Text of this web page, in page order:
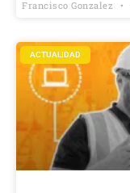
Francisco Gonzalez
ACTUALIDAD